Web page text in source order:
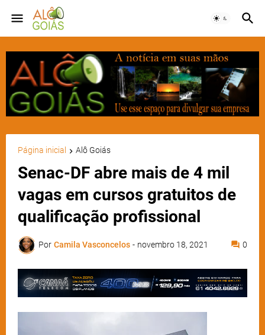
Página inicial Alô Goiás
Senac-DF abre mais de 4 mil
vagas em cursos gratuitos de
qualificação profissional
Por Camila Vasconcelos - novembro 18, 2021 0